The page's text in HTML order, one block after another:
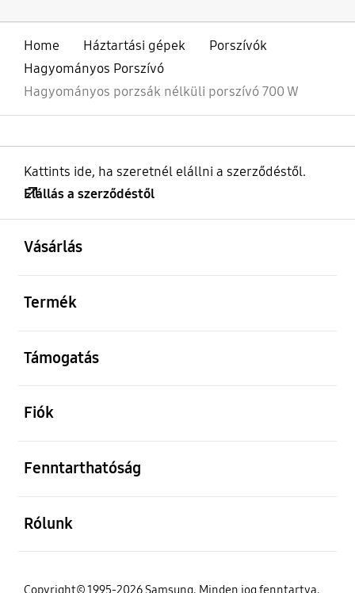
Home Háztartási gépek
Porszívók
Hagyományos Porszívó
Hagyományos porzsák nélküli porszívó 700 W
Kattints ide, ha szeretnél elállni a szerződéstől.
Elállás a szerződéstől
Vásárlás
Termék
Támogatás
Fiók
Fenntarthatóság
Rólunk
Copyright© 1995-2026 Samsung. Minden jog fenntartva.